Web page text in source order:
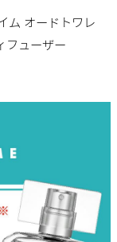
ム オードトワレ
フューザー